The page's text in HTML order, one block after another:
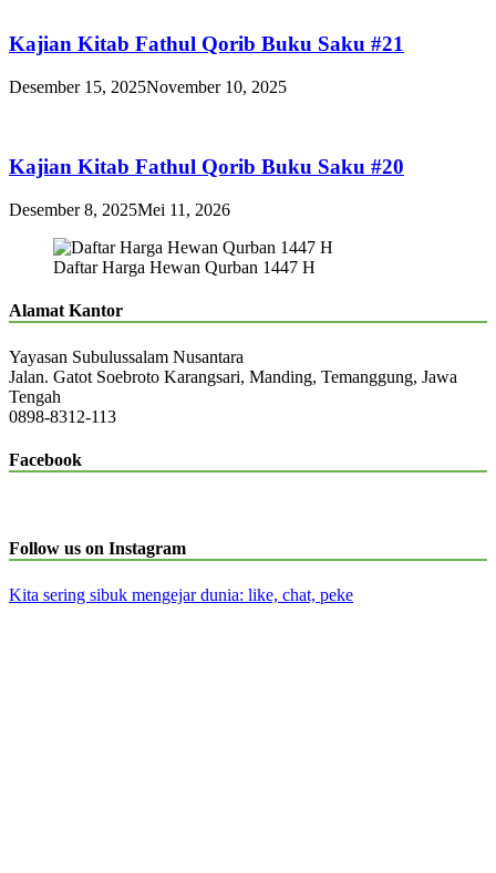
Kajian Kitab Fathul Qorib Buku Saku #21
Desember 15, 2025November 10, 2025
Kajian Kitab Fathul Qorib Buku Saku #20
Desember 8, 2025Mei 11, 2026
Daftar Harga Hewan Qurban 1447 H
Alamat Kantor
Yayasan Subulussalam Nusantara
Jalan. Gatot Soebroto Karangsari, Manding, Temanggung, Jawa
Tengah
0898-8312-113
Facebook
Follow us on Instagram
Kita sering sibuk mengejar dunia: like, chat, peke